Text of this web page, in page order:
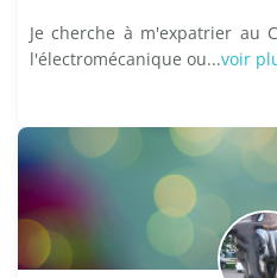
Je cherche à m'expatrier au
l'électromécanique ou...voir